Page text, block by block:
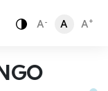
A - A A +